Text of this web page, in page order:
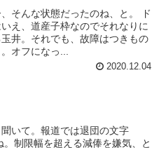
そんな状態だったのね、と。 ド
え、道産子枠なのでそれなりに
井。それでも、故障はつきもの
オフになっ...
2020.12.04
いて。報道では退団の文字
制限幅を超える減俸を嫌気、と